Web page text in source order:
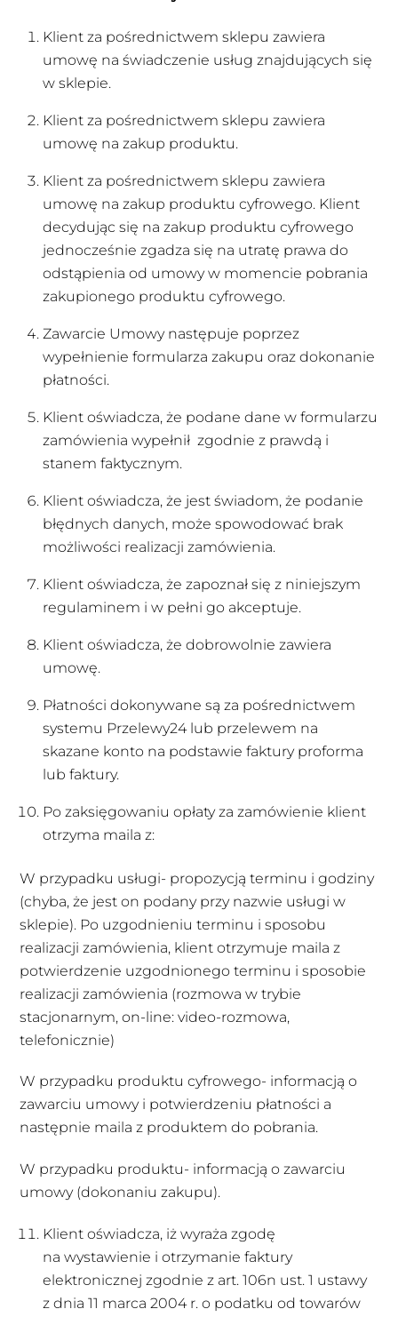
Klient za pośrednictwem sklepu zawiera
umowę na świadczenie usług znajdujących się
w sklepie.
Klient za pośrednictwem sklepu zawiera
umowę na zakup produktu.
Klient za pośrednictwem sklepu zawiera
umowę na zakup produktu cyfrowego. Klient
decydując się na zakup produktu cyfrowego
jednocześnie zgadza się na utratę prawa do
odstąpienia od umowy w momencie pobrania
zakupionego produktu cyfrowego.
Zawarcie Umowy następuje poprzez
wypełnienie formularza zakupu oraz dokonanie
płatności.
Klient oświadcza, że podane dane w formularzu
zamówienia wypełnił zgodnie z prawdą i
stanem faktycznym.
Klient oświadcza, że jest świadom, że podanie
błędnych danych, może spowodować brak
możliwości realizacji zamówienia.
Klient oświadcza, że zapoznał się z niniejszym
regulaminem i w pełni go akceptuje.
Klient oświadcza, że dobrowolnie zawiera
umowę.
Płatności dokonywane są za pośrednictwem
systemu Przelewy24 lub przelewem na
skazane konto na podstawie faktury proforma
lub faktury.
Po zaksięgowaniu opłaty za zamówienie klient
otrzyma maila z:
W przypadku usługi- propozycją terminu i godziny
(chyba, że jest on podany przy nazwie usługi w
sklepie). Po uzgodnieniu terminu i sposobu
realizacji zamówienia, klient otrzymuje maila z
potwierdzenie uzgodnionego terminu i sposobie
realizacji zamówienia (rozmowa w trybie
stacjonarnym, on-line: video-rozmowa,
telefonicznie)
W przypadku produktu cyfrowego- informacją o
zawarciu umowy i potwierdzeniu płatności a
następnie maila z produktem do pobrania.
W przypadku produktu- informacją o zawarciu
umowy (dokonaniu zakupu).
Klient oświadcza, iż wyraża zgodę
na wystawienie i otrzymanie faktury
elektronicznej zgodnie z art. 106n ust. 1 ustawy
z dnia 11 marca 2004 r. o podatku od towarów